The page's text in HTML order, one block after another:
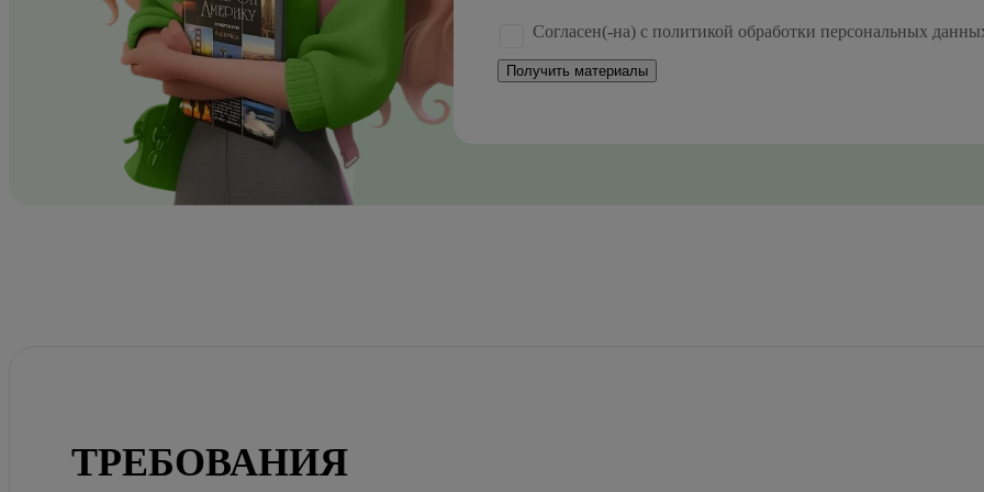
Согласен(-на) с политикой обработки персональных
Получить материалы
ТРЕБОВАНИЯ